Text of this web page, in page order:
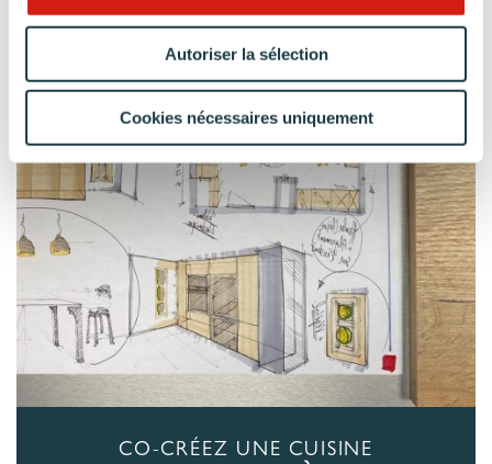
Autoriser la sélection
Cookies nécessaires uniquement
CO-CRÉEZ UNE CUISINE